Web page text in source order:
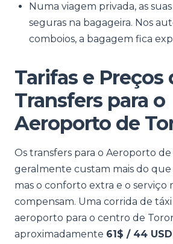
Numa viagem privada, as
seguras na bagageira. Nos
comboios, a bagagem fica
Tarifas e Preços
Transfers para o
Aeroporto de
Os transfers para o Aeroporto
geralmente custam mais do
mas o conforto extra e o serviço
compensam. Uma corrida de
aeroporto para o centro de
aproximadamente 61$ / 44